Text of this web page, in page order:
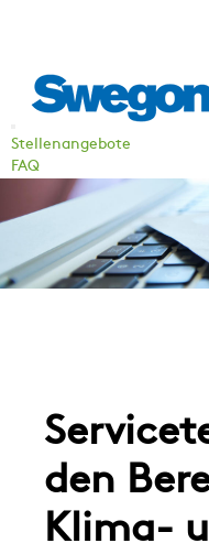
Stellenangebote
FAQ
den
Klima-